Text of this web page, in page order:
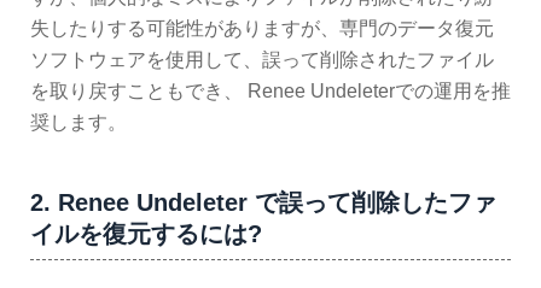
失したりする可能性がありますが、専門のデータ復元
ソフトウェアを使用して、誤って削除されたファイル
を取り戻すこともでき、 Renee Undeleterでの運用を推
奨します。
2. Renee Undeleter で誤って削除したファ
イルを復元するには?